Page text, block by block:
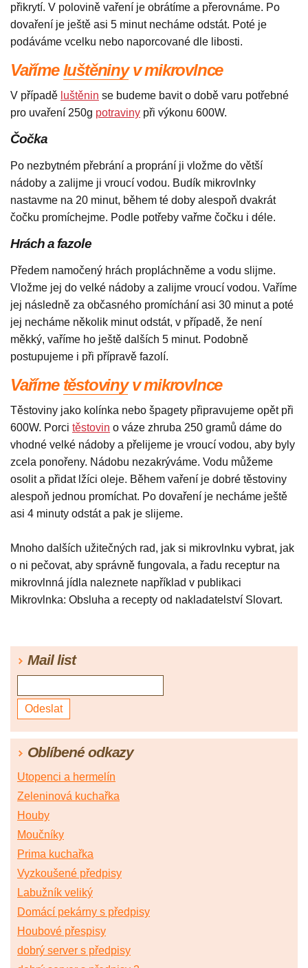
přikrytí. V polovině vaření je obrátíme a přerovnáme. Po
dovaření je ještě asi 5 minut necháme odstát. Poté je
podáváme vcelku nebo naporcované dle libosti.
Vařímeluštěninyv mikrovlnce
V případě luštěnin se budeme bavit o době varu potřebné
pro uvaření 250g potraviny při výkonu 600W.
Čočka
Po nezbytném přebrání a proprání ji vložme do větší
nádoby a zalijme ji vroucí vodou. Budík mikrovlnky
nastavme na 20 minut, během té doby alespoň dvakrát
čočku promíchejme. Podle potřeby vařme čočku i déle.
Hrách a fazole
Předem namočený hrách propláchněme a vodu slijme.
Vložme jej do velké nádoby a zalijme vroucí vodou. Vaříme
jej následně za občasného promíchání asi 30 minut a poté
jej necháme několik minut odstát, v případě, že není
měkký, vaříme ho ještě dalších 5 minut. Podobně
postupujeme i při přípravě fazolí.
Vaříme těstovinyv mikrovlnce
Těstoviny jako kolínka nebo špagety připravujeme opět při
600W. Porci těstovin o váze zhruba 250 gramů dáme do
vhodné velké nádoby a přelijeme je vroucí vodou, aby byly
zcela ponořeny. Nádobu nezakrýváme. Vodu můžeme
osolit a přidat lžíci oleje. Během vaření je dobré těstoviny
alespoň jednou promíchat. Po dovaření je necháme ještě
asi 4 minuty odstát a pak je slijeme.
Mnoho dalších užitečných rad, jak si mikrovlnku vybrat, jak
o ni pečovat, aby správně fungovala, a řadu receptur na
mikrovlnná jídla naleznete například v publikaci
Mikrovlnka: Obsluha a recepty od nakladatelství Slovart.
Mail list
Oblíbené odkazy
Utopenci a hermelín
Zeleninová kuchařka
Houby
Moučníky
Prima kuchařka
Vyzkoušené předpisy
Labužník veliký
Domácí pekárny s předpisy
Houbové přespisy
dobrý server s předpisy